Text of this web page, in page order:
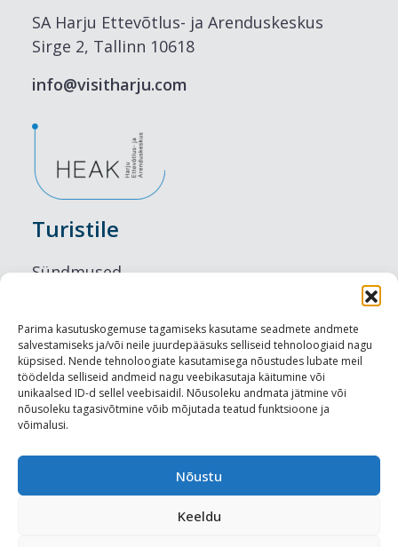
Parima kasutuskogemuse tagamiseks kasutame seadmete andmete
salvestamiseks ja/või neile juurdepääsuks selliseid tehnoloogiaid nagu
küpsised. Nende tehnoloogiate kasutamisega nõustudes lubate meil
töödelda selliseid andmeid nagu veebikasutaja käitumine või
unikaalsed ID-d sellel veebisaidil. Nõusoleku andmata jätmine või
nõusoleku tagasivõtmine võib mõjutada teatud funktsioone ja
võimalusi.
Nõustu
Keeldu
SA Harju Ettevõtlus- ja Arenduskeskus
Sirge 2, Tallinn 10618
info@visitharju.com
Turistile
Sündmused
Maitseelamused
Vaatamisväärsused
Visit Tallinn
Turismiprofessionaalile
Harju-, Rapla- ja Läänemaa DMO